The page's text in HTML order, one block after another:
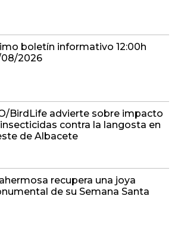
boletín informativo 12:00h
2026
BirdLife advierte sobre impacto
contra la langosta en
de Albacete
recupera una joya
de su Semana Santa